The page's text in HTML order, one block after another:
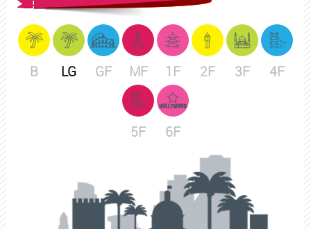
B LG GF MF 1F 2F 3F 4F
5F 6F